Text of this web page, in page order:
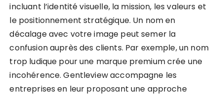
incluant l’identité visuelle, la mission, les valeurs et
le positionnement stratégique. Un nom en
décalage avec votre image peut semer la
confusion auprès des clients. Par exemple, un nom
trop ludique pour une marque premium crée une
incohérence. Gentleview accompagne les
entreprises en leur proposant une approche